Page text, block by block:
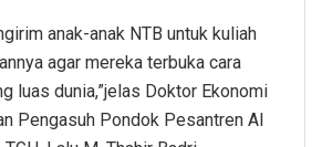
anak-anak NTB untuk kuliah
agar mereka terbuka cara
luas dunia,”jelas Doktor Ekonomi
Pengasuh Pondok Pesantren Al